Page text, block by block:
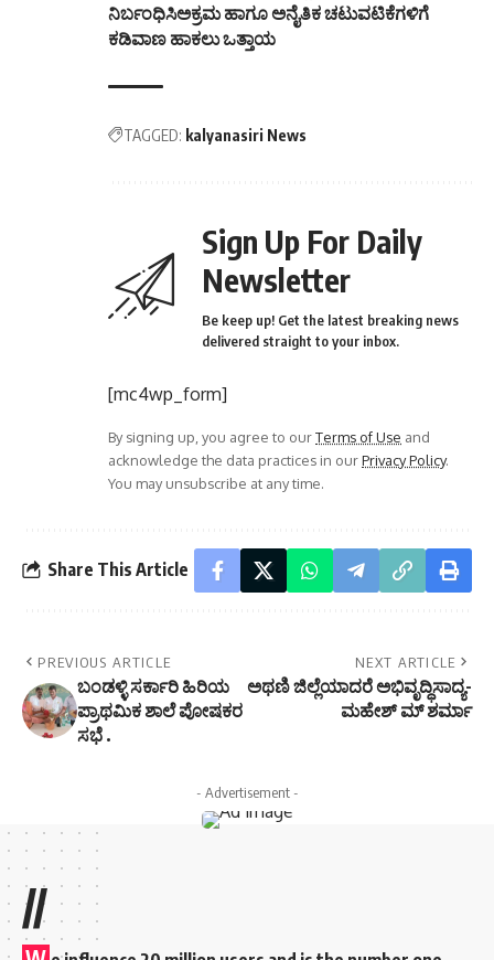
ನಿರ್ಬಂಧಿಸಿಅಕ್ರಮ ಹಾಗೂ ಅನೈತಿಕ ಚಟುವಟಿಕೆಗಳಿಗೆ
ಕಡಿವಾಣ ಹಾಕಲು ಒತ್ತಾಯ
TAGGED: kalyanasiri News
Sign Up For Daily
Newsletter
Be keep up! Get the latest breaking news
delivered straight to your inbox.
[mc4wp_form]
By signing up, you agree to ourTerms of Use and
acknowledge the data practices in ourPrivacy Policy.
You may unsubscribe at any time.
Share This Article
PREVIOUS ARTICLE
ಬಂಡಳ್ಳಿ ಸರ್ಕಾರಿ ಹಿರಿಯ
ಪ್ರಾಥಮಿಕ ಶಾಲೆ ಪೋಷಕರ
ಸಭೆ .
NEXT ARTICLE
ಅಥಣಿ ಜಿಲ್ಲೆಯಾದರೆ ಅಭಿವೃದ್ಧಿಸಾದ್ಯ-
ಮಹೇಶ್ ಮ್ ಶರ್ಮಾ
- Advertisement -
//